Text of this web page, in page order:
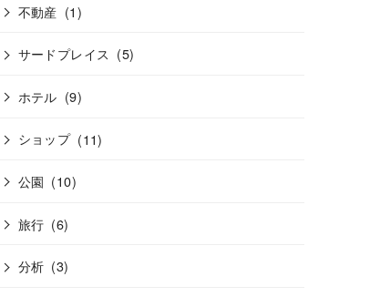
不動産 (1)
サードプレイス (5)
ホテル (9)
ショップ (11)
公園 (10)
旅行 (6)
分析 (3)